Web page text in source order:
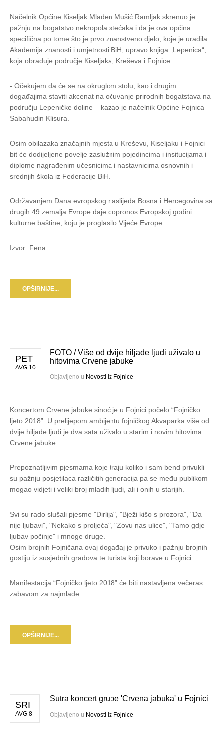
Načelnik Općine Kiseljak Mladen Mušić Ramljak skrenuo je
pažnju na bogatstvo nekropola stećaka i da je ova općina
specifična po tome što je prvo znanstveno djelo, koje je uradila
Akademija znanosti i umjetnosti BiH, upravo knjiga „Lepenica“,
koja obrađuje područje Kiseljaka, Kreševa i Fojnice.
- Očekujem da će se na okruglom stolu, kao i drugim
događajima staviti akcenat na očuvanje prirodnih bogatstava na
području Lepeničke doline – kazao je načelnik Općine Fojnica
Sabahudin Klisura.
Osim obilazaka značajnih mjesta u Kreševu, Kiseljaku i Fojnici
bit će dodijeljene povelje zaslužnim pojedincima i insitucijama i
diplome nagrađenim učesnicima i nastavnicima osnovnih i
srednjih škola iz Federacije BiH.
Održavanjem Dana evropskog naslijeđa Bosna i Hercegovina sa
drugih 49 zemalja Evrope daje dopronos Evropskoj godini
kulturne baštine, koju je proglasilo Vijeće Evrope.
Izvor: Fena
OPŠIRNIJE...
PET
AVG 10
FOTO / Više od dvije hiljade ljudi uživalo u
hitovima Crvene jabuke
Objavljeno u Novosti iz Fojnice
Koncertom Crvene jabuke sinoć je u Fojnici počelo “Fojničko
ljeto 2018”. U prelijepom ambijentu fojničkog Akvaparka više od
dvije hiljade ljudi je dva sata uživalo u starim i novim hitovima
Crvene jabuke.
Prepoznatljivim pjesmama koje traju koliko i sam bend privukli
su pažnju posjetilaca različitih generacija pa se među publikom
mogao vidjeti i veliki broj mladih ljudi, ali i onih u starijih.
Svi su rado slušali pjesme "Dirlija", "Bježi kišo s prozora", "Da
nije ljubavi", "Nekako s proljeća", "Zovu nas ulice", "Tamo gdje
ljubav počinje" i mnoge druge.
Osim brojnih Fojničana ovaj događaj je privuko i pažnju brojnih
gostiju iz susjednih gradova te turista koji borave u Fojnici.
Manifestacija “Fojničko ljeto 2018” će biti nastavljena večeras
zabavom za najmlađe.
OPŠIRNIJE...
SRI
AVG 8
Sutra koncert grupe 'Crvena jabuka' u Fojnici
Objavljeno u Novosti iz Fojnice